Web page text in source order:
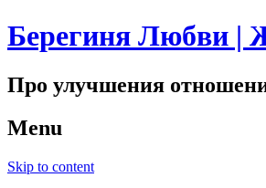
Берегиня Любви |
Про улучшения
Menu
Skip to content